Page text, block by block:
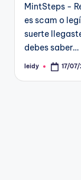
MintSteps -
es scam o
suerte
debes saber…
Publicado
leidy 17/